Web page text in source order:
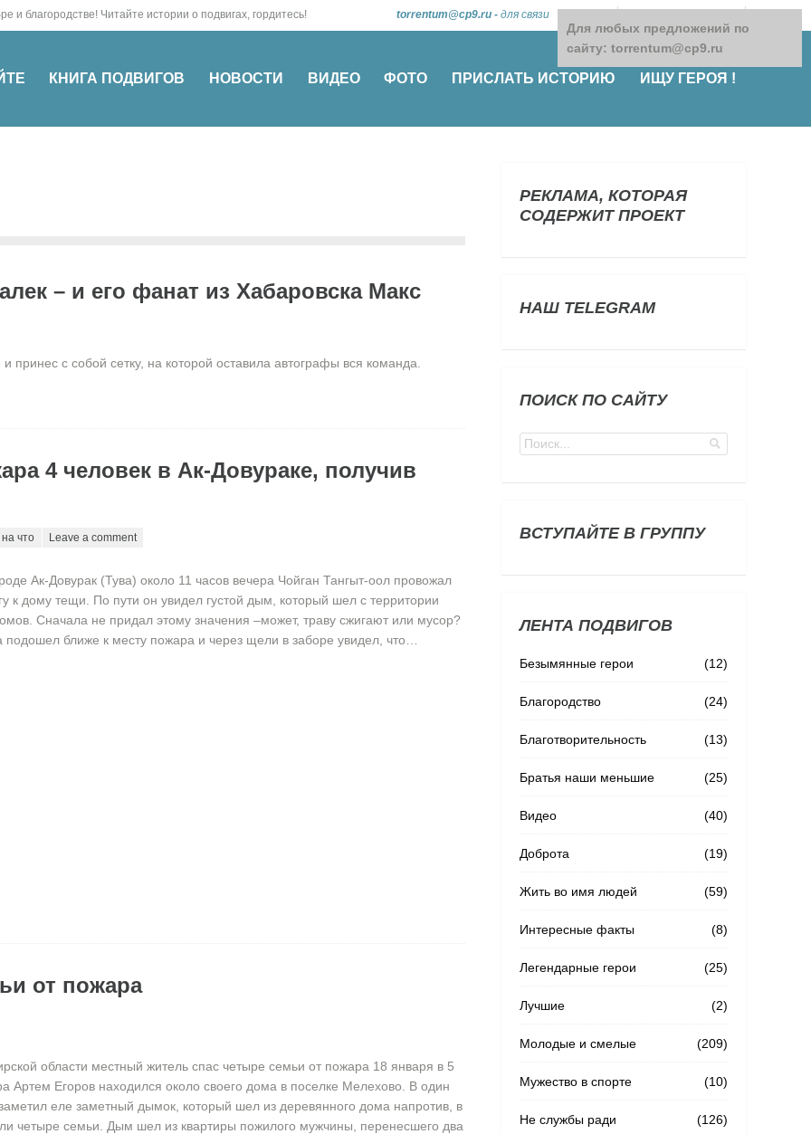
добре и благородстве! Читайте истории о подвигах, гордитесь! torrentum@cp9.ru - для связи
КНИГА ПОДВИГОВ НОВОСТИ ВИДЕО ФОТО ПРИСЛАТЬ ИСТОРИЮ ИЩУ ГЕРОЯ !
– и его фанат из Хабаровска Макс
с собой сетку, на которой оставила автографы вся команда.
4 человек в Ак-Довураке, получив
что Leave a comment
Ак-Довурак (Тува) около 11 часов вечера Чойган Тангыт-оол провожал
к дому тещи. По пути он увидел густой дым, который шел с территории
Сначала не придал этому значения –может, траву сжигают или мусор?
подошел ближе к месту пожара и через щели в заборе увидел, что…
от пожара
области местный житель спас четыре семьи от пожара 18 января в 5
Артем Егоров находился около своего дома в поселке Мелехово. В один
еле заметный дымок, который шел из деревянного дома напротив, в
четыре семьи. Дым шел из квартиры пожилого мужчины, перенесшего два
РЕКЛАМА, КОТОРАЯ
СОДЕРЖИТ ПРОЕКТ
НАШ TELEGRAM
ПОИСК ПО САЙТУ
ВСТУПАЙТЕ В ГРУППУ
ЛЕНТА ПОДВИГОВ
(12)
Безымянные герои
(24)
Благородство
(13)
Благотворительность
(25)
Братья наши меньшие
(40)
Видео
(19)
Доброта
(59)
Жить во имя людей
(8)
Интересные факты
(25)
Легендарные герои
(2)
Лучшие
(209)
Молодые и смелые
(10)
Мужество в спорте
(126)
Не службы ради
Для любых предложений по
сайту: torrentum@cp9.ru